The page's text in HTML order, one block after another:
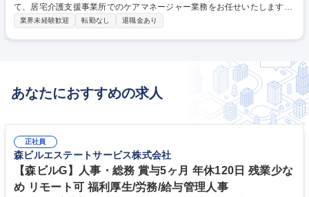
て、居宅介護支援事業所でのケアマネージャー業務をお任せいたします。
全社でDX化を推進し、見守りシステム等の導入をはじめ、業務の効率化
ています。パソコン操作が苦手な方でも問題なく対応できる環境が整って
います。■施設内に託児所や学習支援室を完備しており、社員割引で利用
が可能です。子育て中の方も安心です。【業務内容の変更範囲】当社の指
業界未経験歓迎 転勤なし 退職金あり
あなたにおすすめの求人
正社員
森ビルエステートサービス株式会社
【森ビルG】人事・総務 賞与5ヶ月 年休120日 残業少な
め リモート可 福利厚生/労務/給与管理人事